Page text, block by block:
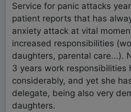
Service for panic attacks
patient reports that has
anxiety attack at vital
increased responsibilities
daughters, parental care...).
3 years work responsibilities
considerably, and yet she
delegate, being also very
daughters.